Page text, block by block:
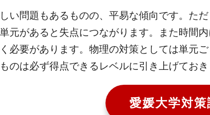
い問題もあるものの、平易な傾向です。た
元があると失点につながります。また時間
必要があります。物理の対策としては単元
のは必ず得点できるレベルに引き上げておき
愛媛大学対